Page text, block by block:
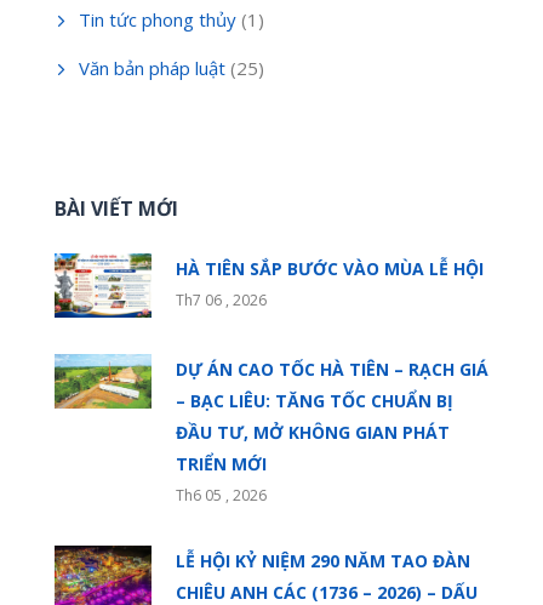
Tin tức phong thủy (1)
Văn bản pháp luật (25)
BÀI VIẾT MỚI
HÀ TIÊN SẮP BƯỚC VÀO MÙA LỄ HỘI
Th7 06 , 2026
DỰ ÁN CAO TỐC HÀ TIÊN – RẠCH GIÁ
– BẠC LIÊU: TĂNG TỐC CHUẨN BỊ
ĐẦU TƯ, MỞ KHÔNG GIAN PHÁT
TRIỂN MỚI
Th6 05 , 2026
LỄ HỘI KỶ NIỆM 290 NĂM TAO ĐÀN
CHIÊU ANH CÁC (1736 – 2026) – DẤU